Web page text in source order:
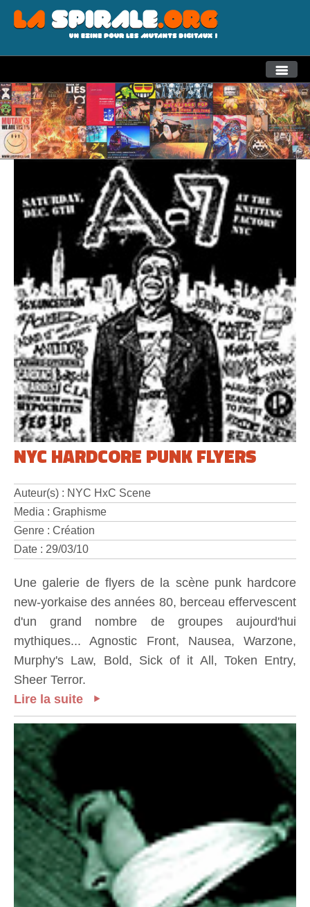
THEMES
RECHERCHE AVANCEE
LA SPIRALE
NYC HARDCORE PUNK FLYERS
Auteur(s) : NYC HxC Scene
Media : Graphisme
Genre : Création
Date : 29/03/10
Une galerie de flyers de la scène punk hardcore
new-yorkaise des années 80, berceau effervescent
d'un grand nombre de groupes aujourd'hui
mythiques... Agnostic Front, Nausea, Warzone,
Murphy's Law, Bold, Sick of it All, Token Entry,
Sheer Terror.
Lire la suite